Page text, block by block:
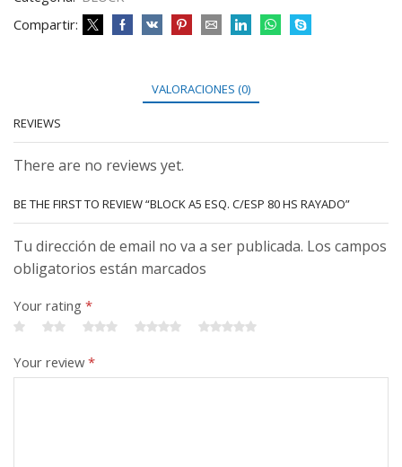
Compartir:
VALORACIONES (0)
REVIEWS
There are no reviews yet.
BE THE FIRST TO REVIEW “BLOCK A5 ESQ. C/ESP 80 HS RAYADO”
Tu dirección de email no va a ser publicada. Los campos
obligatorios están marcados
Your rating *
Your review*